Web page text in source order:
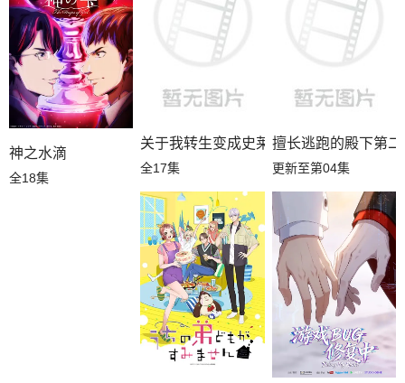
神之水滴
全18集
关于我转生变成史莱姆这档事第四季
全17集
擅长逃跑的殿下第二
更新至第04集